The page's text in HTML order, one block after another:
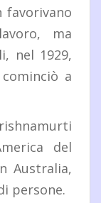
favorivano
ma
nel 1929,
a
del
Australia,
persone.